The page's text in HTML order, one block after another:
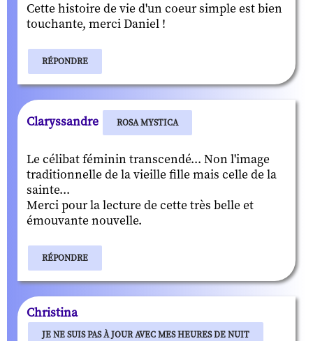
Cette histoire de vie d'un coeur simple est bien
touchante, merci Daniel !
RÉPONDRE
Claryssandre ROSA MYSTICA
Le célibat féminin transcendé... Non l'image
traditionnelle de la vieille fille mais celle de la
sainte...
Merci pour la lecture de cette très belle et
émouvante nouvelle.
RÉPONDRE
Christina
JE NE SUIS PAS À JOUR AVEC MES HEURES DE NUIT